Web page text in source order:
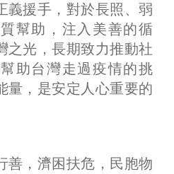
義援手，對於長照、弱
幫助，注入美善的循
之光，長期致力推動社
助台灣走過疫情的挑
量，是安定人心重要的
善，濟困扶危，民胞物